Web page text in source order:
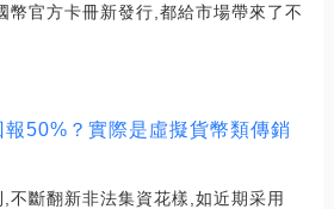
幣官方卡冊新發行,都給市場帶來了不
報50%？實際是虛擬貨幣類傳銷
不斷翻新非法集資花樣,如近期采用